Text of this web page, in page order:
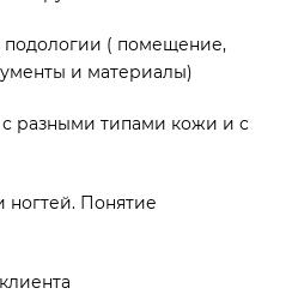
( помещение,
и материалы)
разными типами кожи и с
ногтей. Понятие